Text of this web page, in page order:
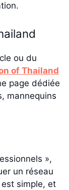
ou du
of Thailand
page dédiée
mannequins
»,
un réseau
simple, et